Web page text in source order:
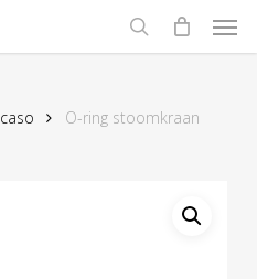
search
O-ring stoomkraan